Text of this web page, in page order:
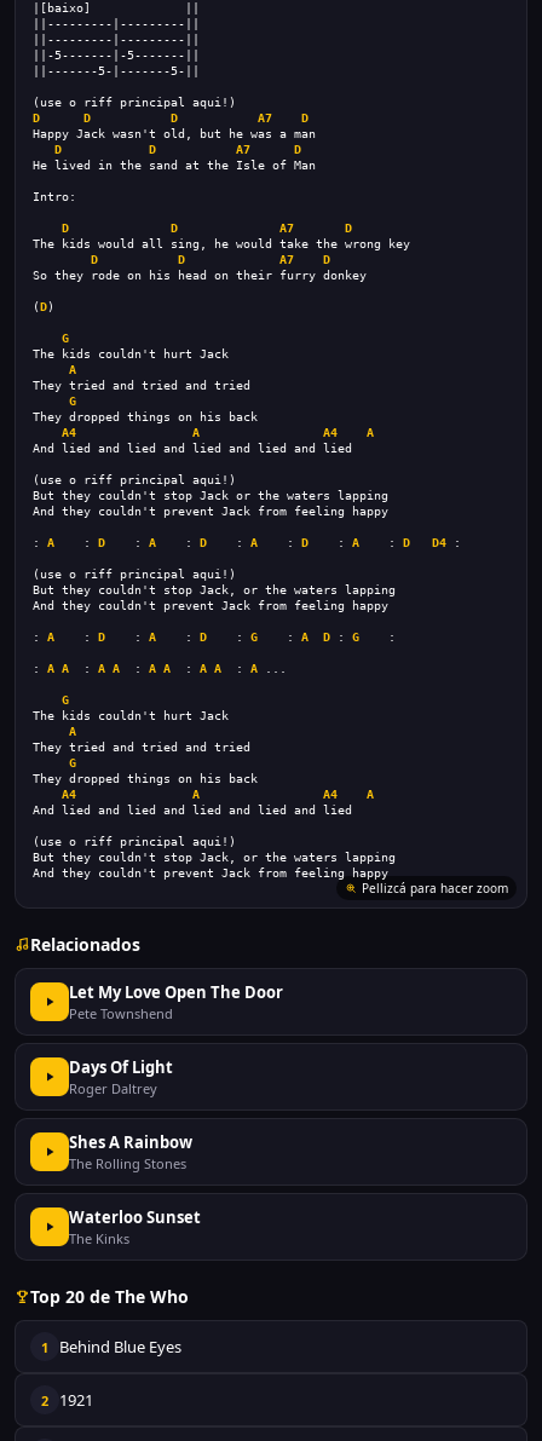
|[baixo]             ||
||---------|---------||
||---------|---------||
||-5-------|-5-------||
||-------5-|-------5-||
(use o riff principal aqui!)
D
D D A7
D
Happy Jack wasn't old, but he was a man
D
D A7
D
He lived in the sand at the Isle of Man
Intro:
D D A7
D
The kids would all sing, he would take the wrong key
D
D A7
D
So they rode on his head on their furry donkey
(D)
G
The kids couldn't hurt Jack
A
They tried and tried and tried
G
They dropped things on his back
A4
A A4
A
And lied and lied and lied and lied and lied
(use o riff principal aqui!)
But they couldn't stop Jack or the waters lapping
And they couldn't prevent Jack from feeling happy
: A : D : A : D : A : D : A : D D4 :
(use o riff principal aqui!)
But they couldn't stop Jack, or the waters lapping
And they couldn't prevent Jack from feeling happy
: A : D : A : D : G : A D : G :
: A A : A A : A A : A A : A
G
The kids couldn't hurt Jack
A
They tried and tried and tried
G
They dropped things on his back
A4
A A4
A
And lied and lied and lied and lied and lied
(use o riff principal aqui!)
But they couldn't stop Jack, or the waters lapping
And they couldn't prevent Jack from feeling happy
Pellizcá para hacer zoom
Relacionados
Let My Love Open The Door
Pete Townshend
Days Of Light
Roger Daltrey
Shes A Rainbow
The Rolling Stones
Waterloo Sunset
The Kinks
Top 20 de The Who
1 Behind Blue Eyes
2 1921